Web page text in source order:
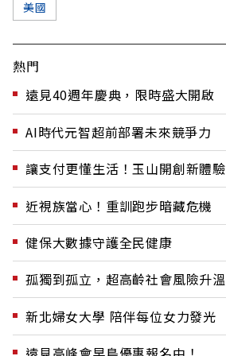
美國
熱門
遠見40週年慶典，限時盛大開啟
AI時代元智超前部署未來競爭力
讓支付更懂生活！玉山開創新體驗
近視族當心！重訓跑步暗藏危機
健保大數據守護全民健康
孤獨到孤立，超高齡社會風險升溫
新北婦女大學 陪伴每位女力發光